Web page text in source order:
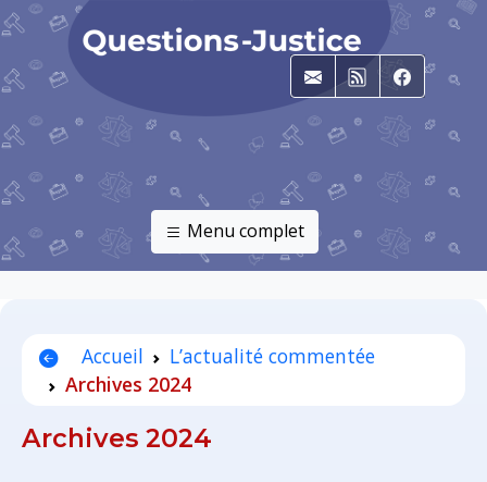
E-mailRSS
Menu complet
Accueil
L’actualité commentée
Archives 2024
Archives 2024